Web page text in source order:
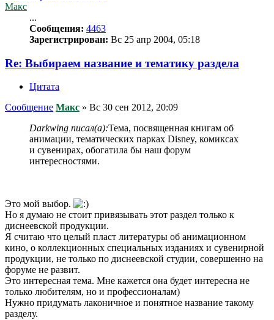
Макс
...
Сообщения: 4463
Зарегистрирован: Вс 25 апр 2004, 05:18
Re: Выбираем название и тематику раздела
Цитата
Сообщение Макс » Вс 30 сен 2012, 20:09
Darkwing писал(а):Тема, посвященная книгам об
анимации, тематических парках Disney, комиксах
и сувенирах, обогатила бы наш форум
интересностями.
Это мой выбор.
Но я думаю не стоит привязывать этот раздел только к
диснеевской продукции.
Я считаю что целый пласт литературы об анимационном
кино, о коллекционных специальных изданиях и сувенирной
продукции, не только по диснеевской студии, совершенно на
форуме не развит.
Это интересная тема. Мне кажется она будет интересна не
только любителям, но и профессионалам)
Нужно придумать лаконичное и понятное название такому
разделу.